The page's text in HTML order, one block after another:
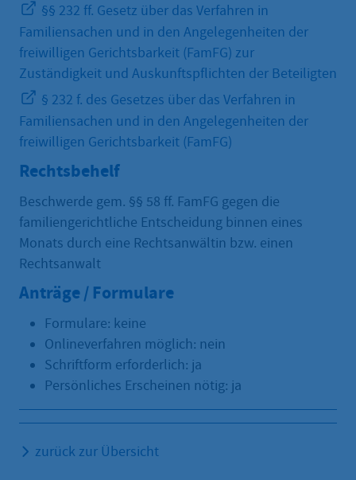
§§ 232 ff. Gesetz über das Verfahren in
Familiensachen und in den Angelegenheiten der
freiwilligen Gerichtsbarkeit (FamFG) zur
Zuständigkeit und Auskunftspflichten der Beteiligten
§ 232 f. des Gesetzes über das Verfahren in
Familiensachen und in den Angelegenheiten der
freiwilligen Gerichtsbarkeit (FamFG)
Rechtsbehelf
Beschwerde gem. §§ 58 ff. FamFG gegen die
familiengerichtliche Entscheidung binnen eines
Monats durch eine Rechtsanwältin bzw. einen
Rechtsanwalt
Anträge / Formulare
Formulare: keine
Onlineverfahren möglich: nein
Schriftform erforderlich: ja
Persönliches Erscheinen nötig: ja
zurück zur Übersicht